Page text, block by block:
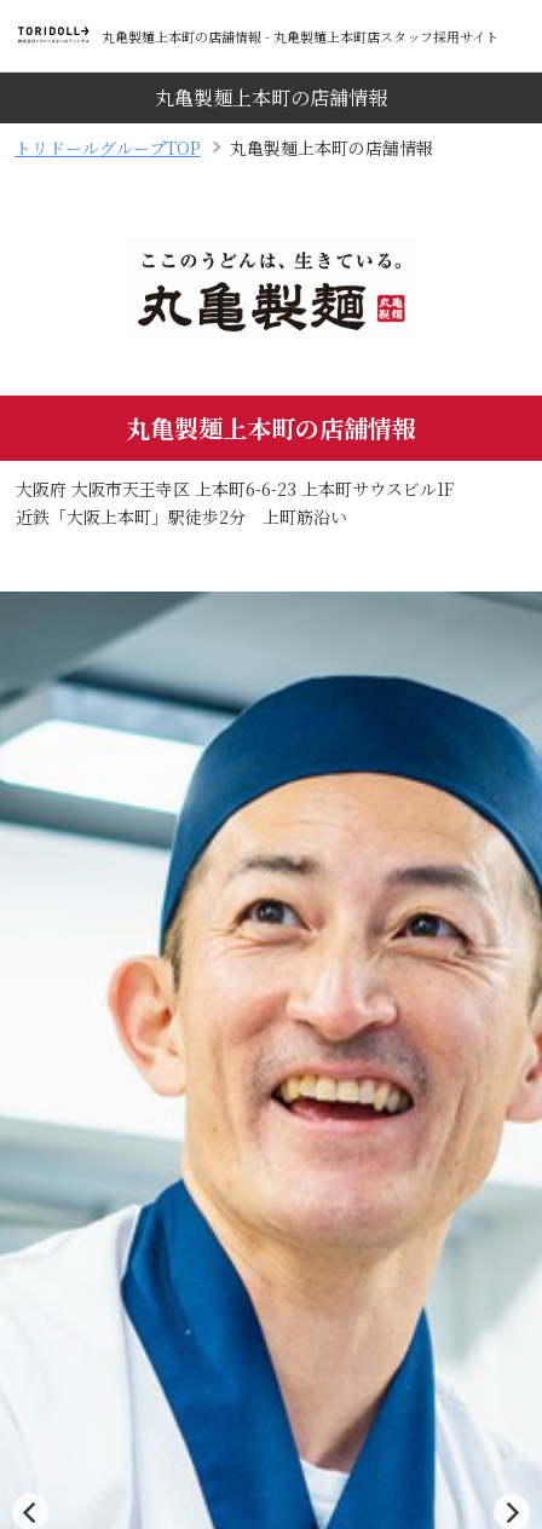
丸亀製麺上本町の店舗情報 - 丸亀製麺上本町店スタッフ採用サイト
丸亀製麺上本町の店舗情報
トリドールグループTOP 丸亀製麺上本町の店舗情報
丸亀製麺上本町の店舗情報
大阪府 大阪市天王寺区 上本町6-6-23 上本町サウスビル1F
近鉄「大阪上本町」駅徒歩2分 上町筋沿い